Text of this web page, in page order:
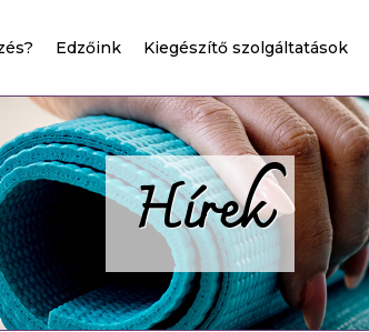
Edzőink Kiegészítő szolgáltatások
Hírek